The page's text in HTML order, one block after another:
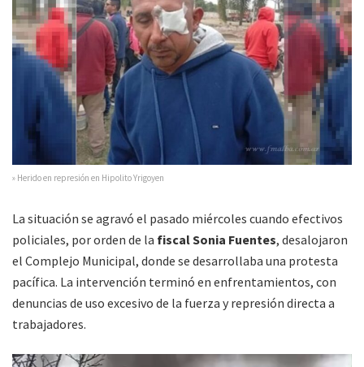
» Herido en represión en Hipolito Yrigoyen
La situación se agravó el pasado miércoles cuando efectivos
policiales, por orden de la fiscal Sonia Fuentes, desalojaron
el Complejo Municipal, donde se desarrollaba una protesta
pacífica. La intervención terminó en enfrentamientos, con
denuncias de uso excesivo de la fuerza y represión directa a
trabajadores.